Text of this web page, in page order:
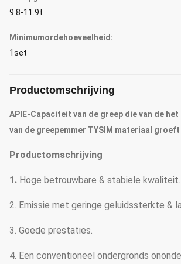
9.8-11.9t
Minimumordehoeveelheid:
1set
Productomschrijving
APIE-Capaciteit van de greep die van de
van de greepemmer TYSIM materiaal groeft
Productomschrijving
1. Hoge betrouwbare & stabiele kwaliteit.
2. Emissie met geringe geluidssterkte &
3. Goede prestaties.
4. Een conventioneel ondergronds